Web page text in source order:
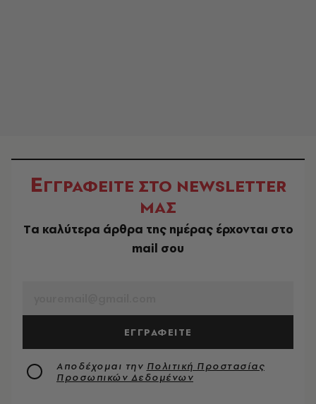
ΕΓΓΡΑΦΕΙΤΕ ΣΤΟ NEWSLETTER
ΜΑΣ
Tα καλύτερα άρθρα της ημέρας έρχονται στο
mail σου
ΕΓΓΡΑΦΕΙΤΕ
Αποδέχομαι την Πολιτική Προστασίας
Προσωπικών Δεδομένων